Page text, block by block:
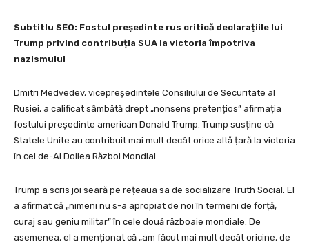
Subtitlu SEO: Fostul președinte rus critică declarațiile lui
Trump privind contribuția SUA la victoria împotriva
nazismului
Dmitri Medvedev, vicepreședintele Consiliului de Securitate al
Rusiei, a calificat sâmbătă drept „nonsens pretențios” afirmația
fostului președinte american Donald Trump. Trump susține că
Statele Unite au contribuit mai mult decât orice altă țară la victoria
în cel de-Al Doilea Război Mondial.
Trump a scris joi seară pe rețeaua sa de socializare Truth Social. El
a afirmat că „nimeni nu s-a apropiat de noi în termeni de forță,
curaj sau geniu militar” în cele două războaie mondiale. De
asemenea, el a menționat că „am făcut mai mult decât oricine, de